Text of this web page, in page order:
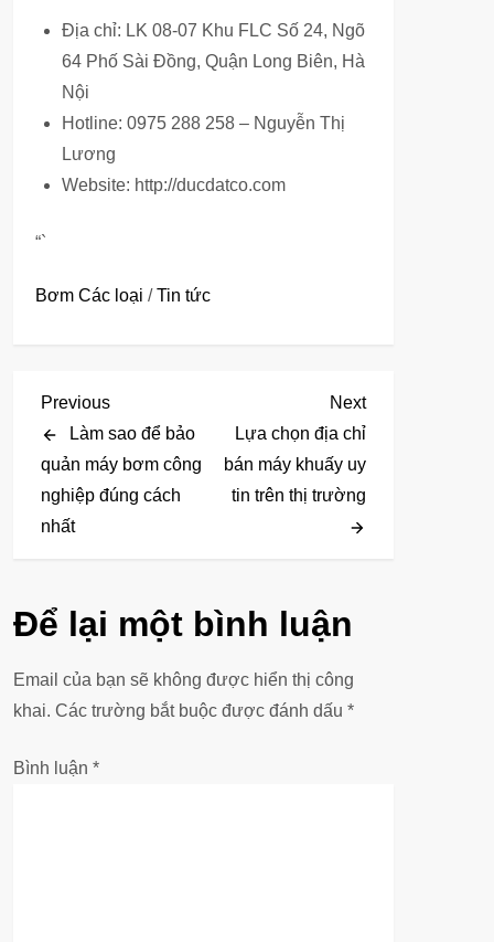
Địa chỉ: LK 08-07 Khu FLC Số 24, Ngõ
64 Phố Sài Đồng, Quận Long Biên, Hà
Nội
Hotline: 0975 288 258 – Nguyễn Thị
Lương
Website: http://ducdatco.com
“`
Bơm Các loại /Tin tức
Đ
i
ề
h
ớ
n
Previous
Post
Previous
Làm sao để bảo
quản máy bơm công
nghiệp đúng cách
nhất
Next
Post
Next
Lựa chọn địa chỉ
bán máy khuấy uy
tin trên thị trường
Để lại một bình luận
Email của bạn sẽ không được hiển thị công
khai. Các trường bắt buộc được đánh dấu *
Bình luận *